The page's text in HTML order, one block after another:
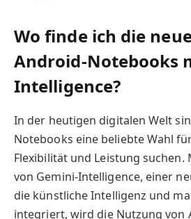
Wo finde ich die
Android-Notebooks
Intelligence?
In der heutigen digitalen Welt
Notebooks eine beliebte Wahl
Flexibilität und Leistung
von Gemini-Intelligence, einer
die künstliche Intelligenz und
integriert, wird die Nutzung von